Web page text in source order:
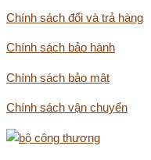
Chính sách đổi và trả hàng
Chính sách bảo hành
Chính sách bảo mật
Chính sách vận chuyển